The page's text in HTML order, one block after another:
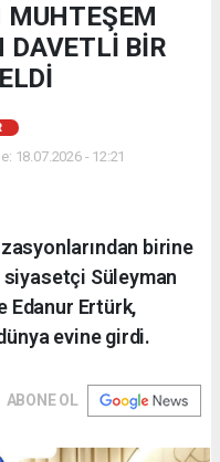
MUHTEŞEM
DAVETLİ BİR
18.07.2026 - 12:21
birine
siyasetçi Süleyman
Edanur Ertürk,
evine girdi.
ABONE OL